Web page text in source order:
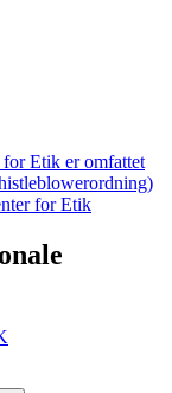
Etik er omfattet
for Etik